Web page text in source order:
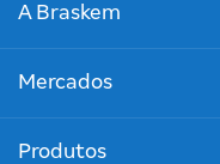
A Braskem
Mercados
Produtos